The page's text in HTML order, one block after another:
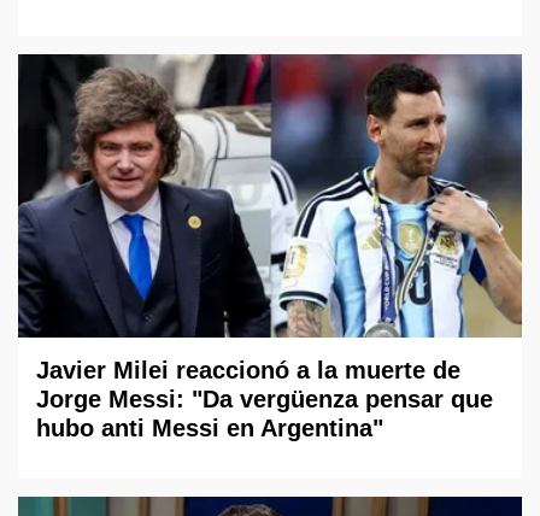
Javier Milei reaccionó a la muerte de
Jorge Messi: "Da vergüenza pensar que
hubo anti Messi en Argentina"